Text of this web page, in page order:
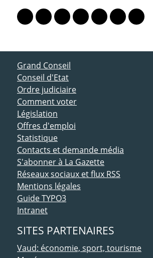
Lien vers le profil Mastodon
Lien vers le profil Bluesky
Lien vers le profil
Lien vers le profil
Lien vers le
Lien vers
ACCÈS DIRECT
Grand Conseil
Conseil d'Etat
Ordre judiciaire
Comment voter
Législation
Offres d'emploi
Statistique
Contacts et demande média
S'abonner à La Gazette
Réseaux sociaux et flux RSS
Mentions légales
Guide TYPO3
Intranet
SITES PARTENAIRES
Vaud: économie, sport, tourisme